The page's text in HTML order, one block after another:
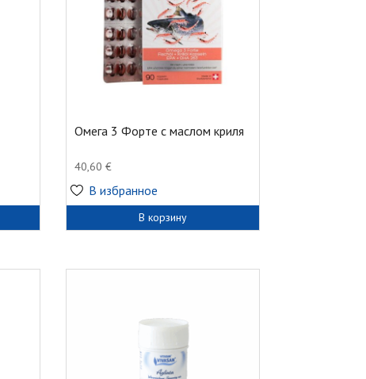
Омега 3 Форте с маслом криля
40,60 €
В избранное
В корзину